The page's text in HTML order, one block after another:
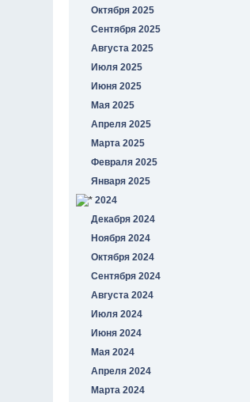
Октября 2025
Сентября 2025
Августа 2025
Июля 2025
Июня 2025
Мая 2025
Апреля 2025
Марта 2025
Февраля 2025
Января 2025
2024
Декабря 2024
Ноября 2024
Октября 2024
Сентября 2024
Августа 2024
Июля 2024
Июня 2024
Мая 2024
Апреля 2024
Марта 2024